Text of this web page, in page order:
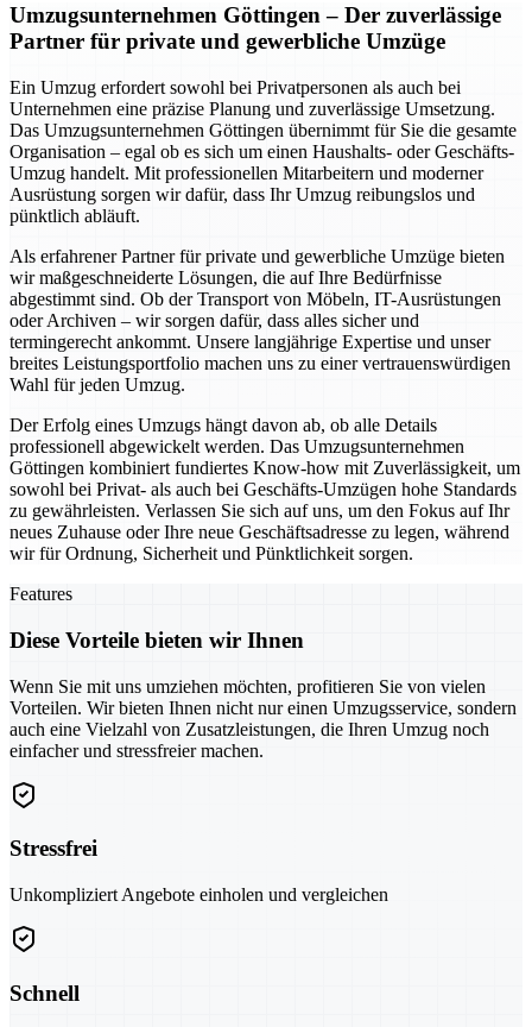
Umzugsunternehmen Göttingen – Der zuverlässige
Partner für private und gewerbliche Umzüge
Ein Umzug erfordert sowohl bei Privatpersonen als auch bei
Unternehmen eine präzise Planung und zuverlässige Umsetzung.
Das Umzugsunternehmen Göttingen übernimmt für Sie die gesamte
Organisation – egal ob es sich um einen Haushalts- oder Geschäfts-
Umzug handelt. Mit professionellen Mitarbeitern und moderner
Ausrüstung sorgen wir dafür, dass Ihr Umzug reibungslos und
pünktlich abläuft.
Als erfahrener Partner für private und gewerbliche Umzüge bieten
wir maßgeschneiderte Lösungen, die auf Ihre Bedürfnisse
abgestimmt sind. Ob der Transport von Möbeln, IT-Ausrüstungen
oder Archiven – wir sorgen dafür, dass alles sicher und
termingerecht ankommt. Unsere langjährige Expertise und unser
breites Leistungsportfolio machen uns zu einer vertrauenswürdigen
Wahl für jeden Umzug.
Der Erfolg eines Umzugs hängt davon ab, ob alle Details
professionell abgewickelt werden. Das Umzugsunternehmen
Göttingen kombiniert fundiertes Know-how mit Zuverlässigkeit, um
sowohl bei Privat- als auch bei Geschäfts-Umzügen hohe Standards
zu gewährleisten. Verlassen Sie sich auf uns, um den Fokus auf Ihr
neues Zuhause oder Ihre neue Geschäftsadresse zu legen, während
wir für Ordnung, Sicherheit und Pünktlichkeit sorgen.
Features
Diese Vorteile bieten wir Ihnen
Wenn Sie mit uns umziehen möchten, profitieren Sie von vielen
Vorteilen. Wir bieten Ihnen nicht nur einen Umzugsservice, sondern
auch eine Vielzahl von Zusatzleistungen, die Ihren Umzug noch
einfacher und stressfreier machen.
Stressfrei
Unkompliziert Angebote einholen und vergleichen
Schnell